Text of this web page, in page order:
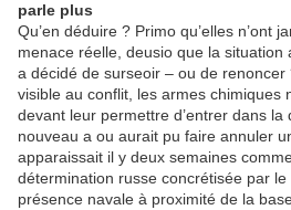
parle plus
Qu’en déduire ? Primo qu’elles n’ont
menace réelle, deusio que la situation
a décidé de surseoir – ou de
visible au conflit, les armes chimiques
devant leur permettre d’entrer dans la
nouveau a ou aurait pu faire annuler
apparaissait il y deux semaines
détermination russe concrétisée par
présence navale à proximité de la